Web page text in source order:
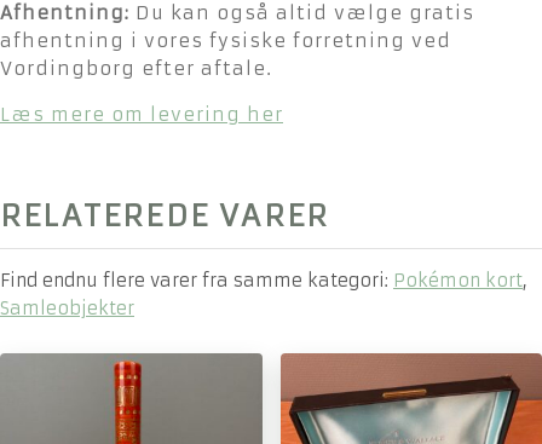
Afhentning: Du kan også altid vælge gratis
afhentning i vores fysiske forretning ved
Vordingborg efter aftale.
Læs mere om levering her
RELATEREDE VARER
Find endnu flere varer fra samme kategori: Pokémon kort,
Samleobjekter